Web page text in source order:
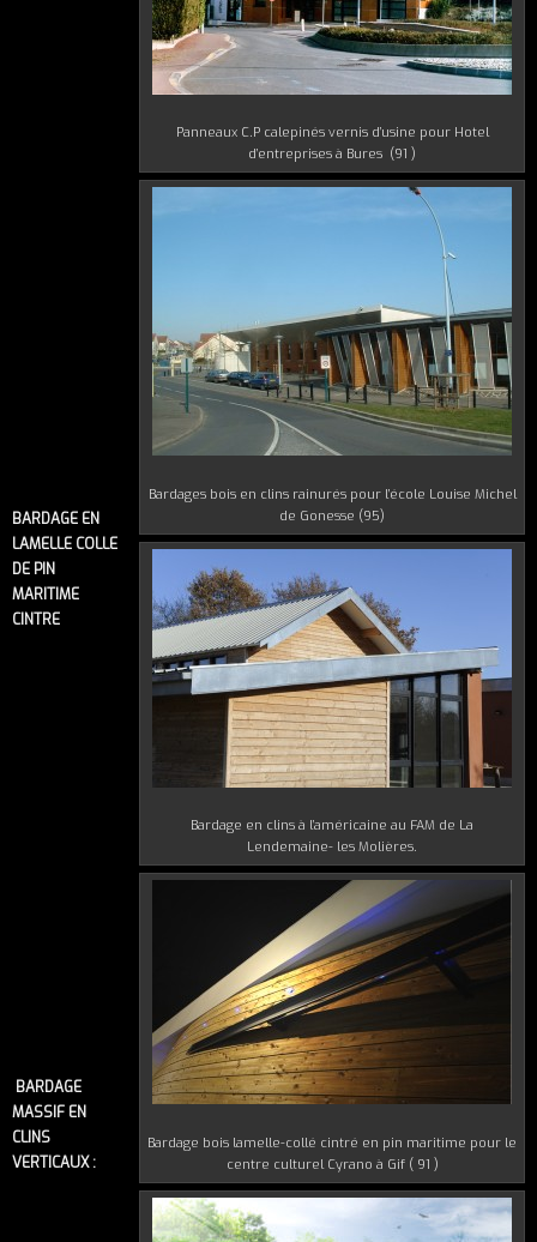
Panneaux C.P calepinés vernis d’usine pour Hotel
d’entreprises à Bures (91 )
Bardages bois en clins rainurés pour l’école Louise Michel
de Gonesse (95)
Bardage en clins à l’américaine au FAM de La
Lendemaine- les Molières.
Bardage bois lamelle-collé cintré en pin maritime pour le
centre culturel Cyrano à Gif ( 91 )
BARDAGE EN
LAMELLE COLLE
DE PIN
MARITIME
CINTRE
BARDAGE
MASSIF EN
CLINS
VERTICAUX :